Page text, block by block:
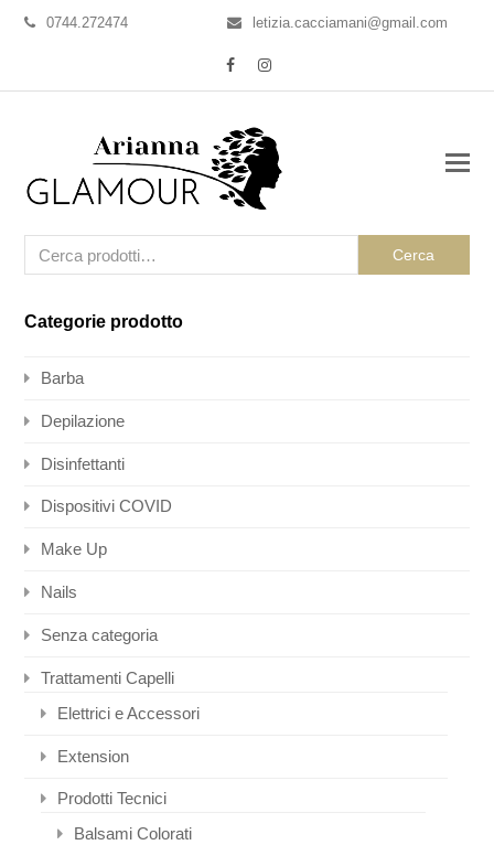
0744.272474 letizia.cacciamani@gmail.com
FacebookInstagram
Cerca
Categorie prodotto
Barba
Depilazione
Disinfettanti
Dispositivi COVID
Make Up
Nails
Senza categoria
Trattamenti Capelli
Elettrici e Accessori
Extension
Prodotti Tecnici
Balsami Colorati